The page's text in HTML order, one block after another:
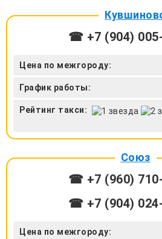
☎ +7 (904)
Цена по межгороду:
График работы:
Рейтинг такси:
Союз
☎ +7 (960)
☎ +7 (904)
Цена по межгороду: